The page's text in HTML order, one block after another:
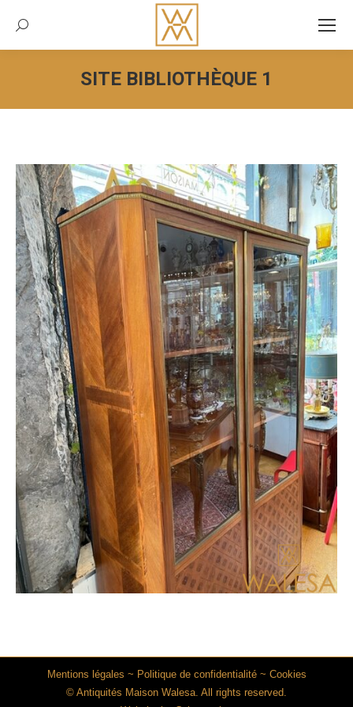
Recherche:
SITE BIBLIOTHÈQUE 1
Vous êtes ici :
Mentions légales ~ Politique de confidentialité~ Cookies
© Antiquités Maison Walesa. All rights reserved.